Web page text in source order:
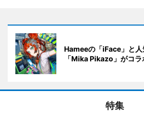
Hameeの「iFace」と
「Mika Pikazo」がコラ
特集